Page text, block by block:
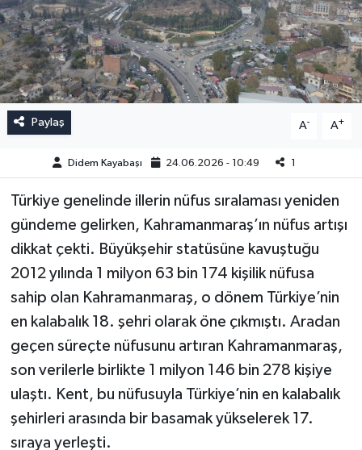
Paylaş A- A+
Didem Kayabaşı 24.06.2026 - 10:49 1
Türkiye genelinde illerin nüfus sıralaması yeniden
gündeme gelirken, Kahramanmaraş’ın nüfus artışı
dikkat çekti. Büyükşehir statüsüne kavuştuğu
2012 yılında 1 milyon 63 bin 174 kişilik nüfusa
sahip olan Kahramanmaraş, o dönem Türkiye’nin
en kalabalık 18. şehri olarak öne çıkmıştı. Aradan
geçen süreçte nüfusunu artıran Kahramanmaraş,
son verilerle birlikte 1 milyon 146 bin 278 kişiye
ulaştı. Kent, bu nüfusuyla Türkiye’nin en kalabalık
şehirleri arasında bir basamak yükselerek 17.
sıraya yerleşti.